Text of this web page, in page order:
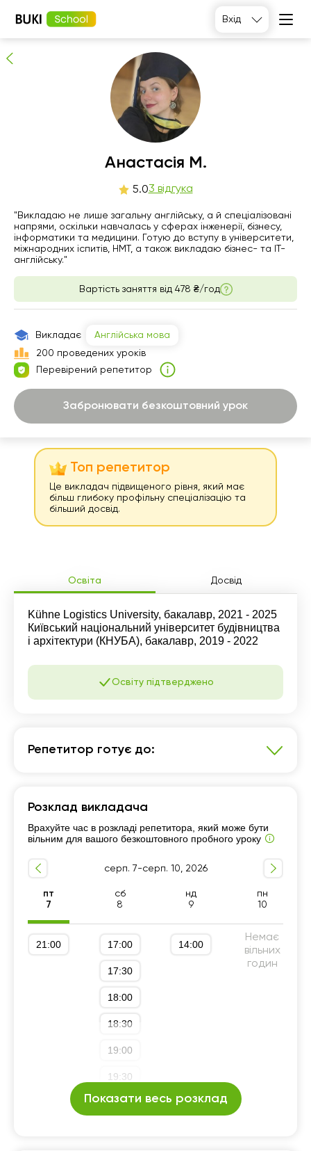
Вхід
Анастасія М. людей рекомендують
Освіта Досвід
Kühne Logistics University, бакалавр, 2021 - 2025
Київський національний університет будівництва
і архітектури (КНУБА), бакалавр, 2019 - 2022
Освіту підтверджено
Репетитор готує до:
7 - 9-й класи Підготовка до НМТ (ЗНО)
Підготовка до ДПА (9 клас) TOEFL, IELTS
Розмовна мова В1-В2
Репетитор для початківців Вступ за кордон
Підготовка до IELTS
Англійська для знайомств
Розклад викладача
Врахуйте час в розкладі репетитора, який може бути
вільним для вашого безкоштовного пробного уроку
серп. 7-серп. 10, 2026
пт
7
сб
8
нд
9
пн
10
21:00 17:00
17:30
18:00
18:30
19:00
19:30
20:00
14:00
Немає
вільних
годин
Показати весь розклад
Анастасія М.
5.03 відгука
"Викладаю не лише загальну англійську, а й спеціалізовані
напрями, оскільки навчалась у сферах інженерії, бізнесу,
інформатики та медицини. Готую до вступу в університети,
міжнародних іспитів, НМТ, а також викладаю бізнес- та IT-
англійську."
Вартість заняття від 478 ₴/год
Викладає
Англійська мова
200 проведених уроків
Перевірений репетитор
Забронювати безкоштовний урок
Топ репетитор
Це викладач підвищеного рівня, який має
більш глибоку профільну спеціалізацію та
більший досвід.
сб
нд
21:00 17:00
19:00
20:00
14:00
Немає
вільних